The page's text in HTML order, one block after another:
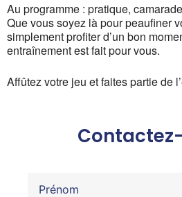
Au programme : pratique,
Que vous soyez là pour peaufiner
simplement profiter d’un bon
entraînement est fait pour vous.
Affûtez votre jeu et faites partie de
Prénom